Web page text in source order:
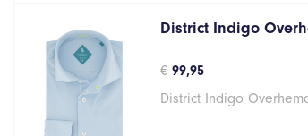
District Indigo
€ 99,95
District Indigo